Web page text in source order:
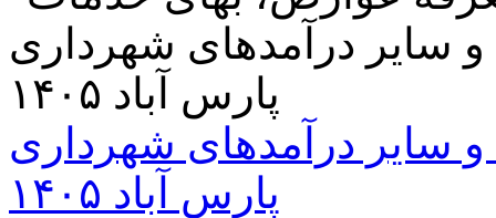
سایر درآمدهای شهرداری
پارس آباد ۱۴۰۵